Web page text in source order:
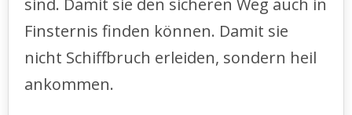
sind. Damit sie den sicheren Weg auch in
Finsternis finden können. Damit sie
nicht Schiffbruch erleiden, sondern heil
ankommen.